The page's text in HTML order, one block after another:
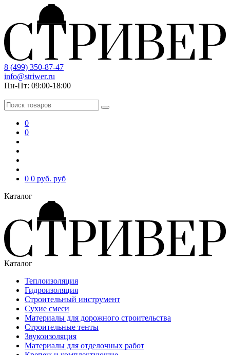
8 (499) 350-87-47
info@striwer.ru
Пн-Пт: 09:00-18:00
0
0
0 0 руб. руб
Каталог
Каталог
Теплоизоляция
Гидроизоляция
Строительный инструмент
Сухие смеси
Материалы для дорожного строительства
Строительные тенты
Звукоизоляция
Материалы для отделочных работ